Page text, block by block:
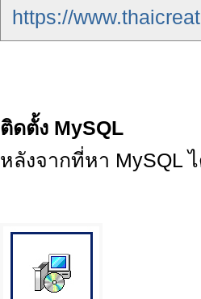
https://
ติดตั้ง MySQL
หลังจากที่หา MySQL